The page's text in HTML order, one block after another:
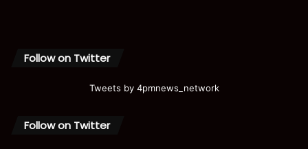
Follow on Twitter
Tweets by 4pmnews_network
Follow on Twitter